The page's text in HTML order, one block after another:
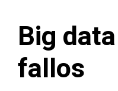
Big
fallos